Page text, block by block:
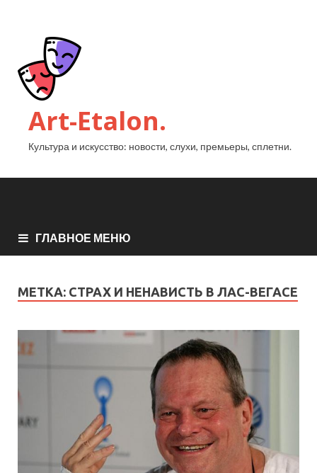
Art-Etalon.
Культура и искусство: новости, слухи, премьеры, сплетни.
ГЛАВНОЕ МЕНЮ
МЕТКА: СТРАХ И НЕНАВИСТЬ В ЛАС-ВЕГАСЕ